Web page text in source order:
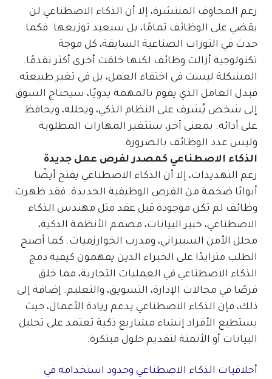
رغم المخاوف المنتشرة، إلا أن الذكاء الاصطناعي لن
يقضي على الوظائف تمامًا، بل سيعيد توزيعها. فكما
حدث في الثورات الصناعية السابقة، كل موجة
تكنولوجية أزالت وظائف لكنها خلقت أخرى أكثر تقدمًا.
المشكلة ليست في اختفاء العمل، بل في تغير طبيعته.
فبدل العامل الذي يقوم بالمهمة يدويًا، سيحتاج السوق
إلى شخص يُشرف على النظام الذكي، ويحلله، ويحافظ
على أدائه. بمعنى آخر، ستتغير المهارات المطلوبة
وليس عدد الوظائف بالضرورة.
الذكاء الاصطناعي كمصدر لفرص عمل جديدة
رغم التهديدات، إلا أن الذكاء الاصطناعي يفتح أيضًا
أبوابًا ضخمة من الفرص الوظيفية الجديدة. فقد ظهرت
وظائف لم تكن موجودة قبل عقد مثل مهندس الذكاء
الاصطناعي، خبير البيانات، مصمم الأنظمة الذكية،
محلل الأمن السيبراني، ومدرب الخوارزميات. كما أصبح
الطلب متزايدًا على الخبراء الذين يفهمون كيفية دمج
الذكاء الاصطناعي في العمليات التجارية، مما خلق
فرصًا في مجالات الإدارة، التسويق، والتعليم. إضافة إلى
ذلك، فإن الذكاء الاصطناعي يدعم ريادة الأعمال، حيث
يستطيع الأفراد إنشاء مشاريع ذكية تعتمد على تحليل
البيانات أو الأتمتة لتقديم حلول مبتكرة.
أخلاقيات الذكاء الاصطناعي وحدود استخدامه في